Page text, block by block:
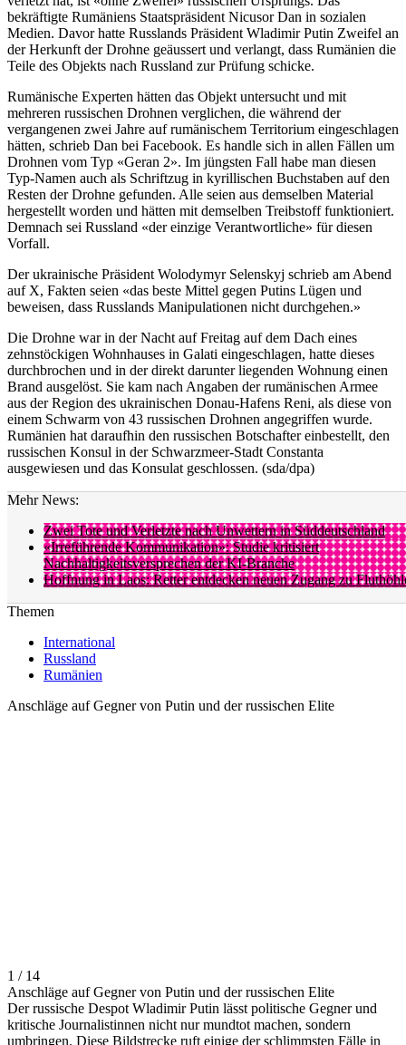
bekräftigte Rumäniens Staatspräsident Nicusor Dan in sozialen
Medien. Davor hatte Russlands Präsident Wladimir Putin Zweifel an
der Herkunft der Drohne geäussert und verlangt, dass Rumänien die
Teile des Objekts nach Russland zur Prüfung schicke.
Rumänische Experten hätten das Objekt untersucht und mit
mehreren russischen Drohnen verglichen, die während der
vergangenen zwei Jahre auf rumänischem Territorium eingeschlagen
hätten, schrieb Dan bei Facebook. Es handle sich in allen Fällen um
Drohnen vom Typ «Geran 2». Im jüngsten Fall habe man diesen
Typ-Namen auch als Schriftzug in kyrillischen Buchstaben auf den
Resten der Drohne gefunden. Alle seien aus demselben Material
hergestellt worden und hätten mit demselben Treibstoff funktioniert.
Demnach sei Russland «der einzige Verantwortliche» für diesen
Vorfall.
Der ukrainische Präsident Wolodymyr Selenskyj schrieb am Abend
auf X, Fakten seien «das beste Mittel gegen Putins Lügen und
beweisen, dass Russlands Manipulationen nicht durchgehen.»
Die Drohne war in der Nacht auf Freitag auf dem Dach eines
zehnstöckigen Wohnhauses in Galati eingeschlagen, hatte dieses
durchbrochen und in der direkt darunter liegenden Wohnung einen
Brand ausgelöst. Sie kam nach Angaben der rumänischen Armee
aus der Region des ukrainischen Donau-Hafens Reni, als diese von
einem Schwarm von 43 russischen Drohnen angegriffen wurde.
Rumänien hat daraufhin den russischen Botschafter einbestellt, den
russischen Konsul in der Schwarzmeer-Stadt Constanta
ausgewiesen und das Konsulat geschlossen. (sda/dpa)
Mehr News:
Zwei Tote und Verletzte nach Unwettern in Süddeutschland
«Irreführende Kommunikation»: Studie kritisiert
Nachhaltigkeitsversprechen der KI-Branche
Hoffnung in Laos: Retter entdecken neuen Zugang zu
Themen
International
Russland
Rumänien
Anschläge auf Gegner von Putin und der russischen Elite
1 / 14
Anschläge auf Gegner von Putin und der russischen Elite
Der russische Despot Wladimir Putin lässt politische Gegner und
kritische Journalistinnen nicht nur mundtot machen, sondern
umbringen. Diese Bildstrecke ruft einige der schlimmsten Fälle in